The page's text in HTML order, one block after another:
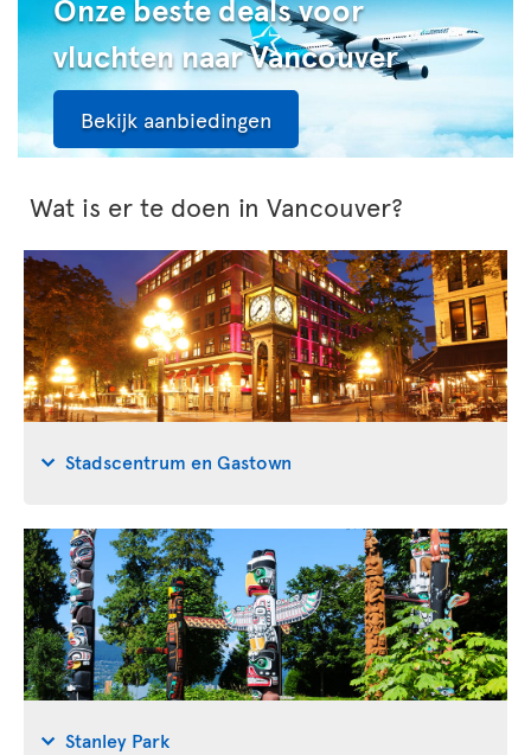
vluchten naar Vancouver
Bekijk aanbiedingen
Wat is er te doen in Vancouver?
Stadscentrum en Gastown
Stanley Park